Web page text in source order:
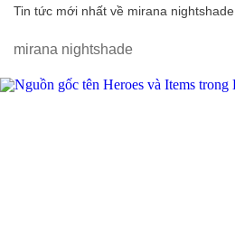
Tin tức mới nhất về mirana nightshade
mirana nightshade